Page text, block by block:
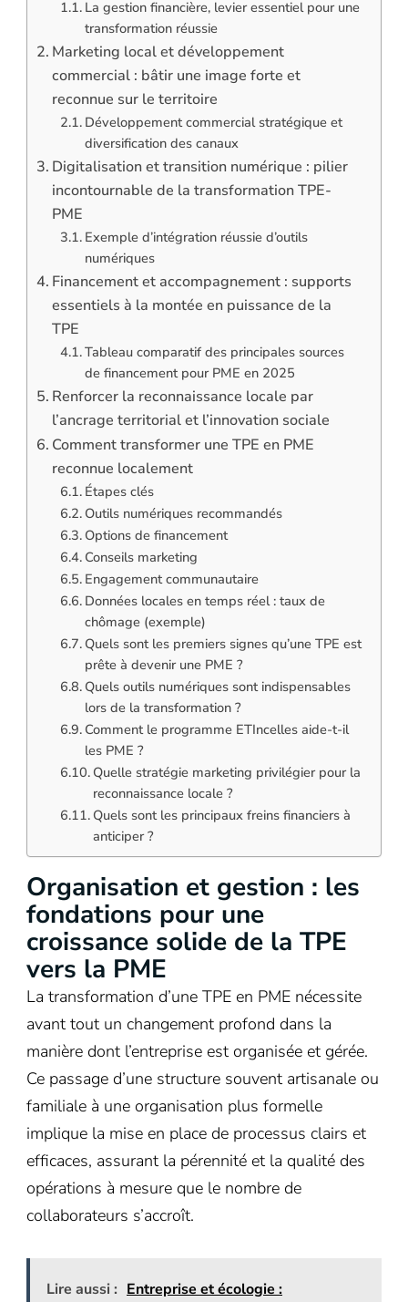
La gestion financière, levier essentiel pour une
transformation réussie
Marketing local et développement
commercial : bâtir une image forte et
reconnue sur le territoire
Développement commercial stratégique et
diversification des canaux
Digitalisation et transition numérique : pilier
incontournable de la transformation TPE-
PME
Exemple d’intégration réussie d’outils
numériques
Financement et accompagnement : supports
essentiels à la montée en puissance de la
TPE
Tableau comparatif des principales sources
de financement pour PME en 2025
Renforcer la reconnaissance locale par
l’ancrage territorial et l’innovation sociale
Comment transformer une TPE en PME
reconnue localement
Étapes clés
Outils numériques recommandés
Options de financement
Conseils marketing
Engagement communautaire
Données locales en temps réel : taux de
chômage (exemple)
Quels sont les premiers signes qu’une TPE est
prête à devenir une PME ?
Quels outils numériques sont indispensables
lors de la transformation ?
Comment le programme ETIncelles aide-t-il
les PME ?
Quelle stratégie marketing privilégier pour la
reconnaissance locale ?
Quels sont les principaux freins financiers à
anticiper ?
Organisation et gestion : les
fondations pour une
croissance solide de la TPE
vers la PME
La transformation d’une TPE en PME nécessite
avant tout un changement profond dans la
manière dont l’entreprise est organisée et gérée.
Ce passage d’une structure souvent artisanale ou
familiale à une organisation plus formelle
implique la mise en place de processus clairs et
efficaces, assurant la pérennité et la qualité des
opérations à mesure que le nombre de
collaborateurs s’accroît.
Lire aussi : Entreprise et écologie :